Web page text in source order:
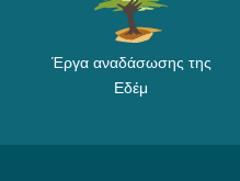
Έργα αναδάσωσης της
Εδέμ